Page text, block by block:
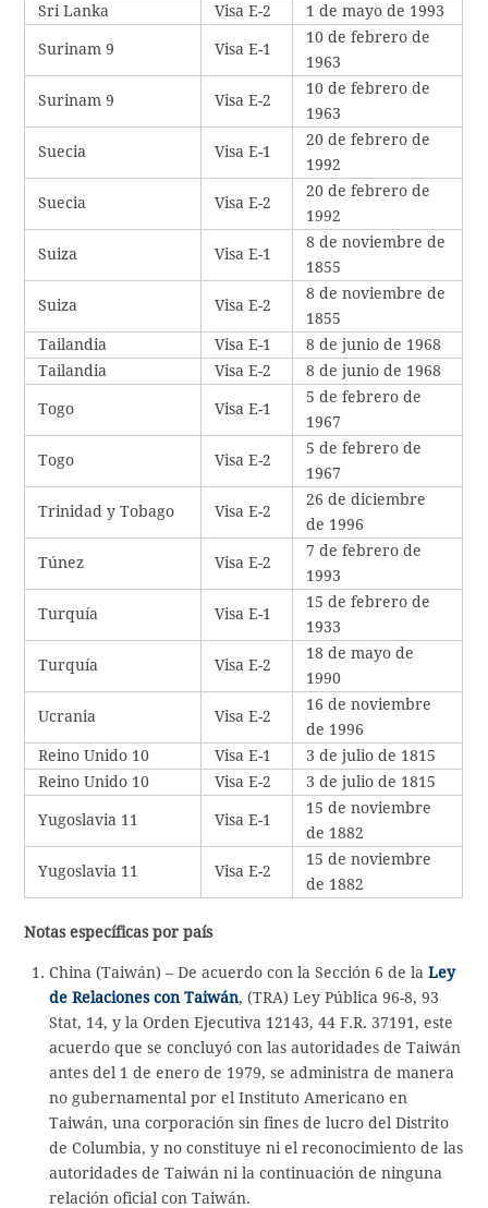
Sri Lanka
Visa E-2 1 de mayo de 1993
Surinam 9 Visa E-1
10 de febrero de
1963
Surinam 9 Visa E-2
10 de febrero de
1963
Suecia Visa E-1
20 de febrero de
1992
Suecia Visa E-2
20 de febrero de
1992
Suiza Visa E-1
8 de noviembre de
1855
Suiza Visa E-2
8 de noviembre de
1855
Tailandia
Visa E-1
8 de junio de 1968
Tailandia
Visa E-2 8 de junio de 1968
Togo Visa E-1
5 de febrero de
1967
Togo Visa E-2
5 de febrero de
1967
Trinidad y Tobago Visa E-2
26 de diciembre
de 1996
Túnez Visa E-2
7 de febrero de
1993
Turquía Visa E-1
15 de febrero de
1933
Turquía Visa E-2
18 de mayo de
1990
Ucrania Visa E-2
16 de noviembre
de 1996
Reino Unido 10
Visa E-1
3 de julio de 1815
Reino Unido 10
Visa E-2 3 de julio de 1815
Yugoslavia 11 Visa E-1
15 de noviembre
de 1882
Yugoslavia 11 Visa E-2
15 de noviembre
de 1882
Notas específicas por país
China (Taiwán) – De acuerdo con la Sección 6 de la Ley
de Relaciones con Taiwán, (TRA) Ley Pública 96-8, 93
Stat, 14, y la Orden Ejecutiva 12143, 44 F.R. 37191, este
acuerdo que se concluyó con las autoridades de Taiwán
antes del 1 de enero de 1979, se administra de manera
no gubernamental por el Instituto Americano en
Taiwán, una corporación sin fines de lucro del Distrito
de Columbia, y no constituye ni el reconocimiento de las
autoridades de Taiwán ni la continuación de ninguna
relación oficial con Taiwán.